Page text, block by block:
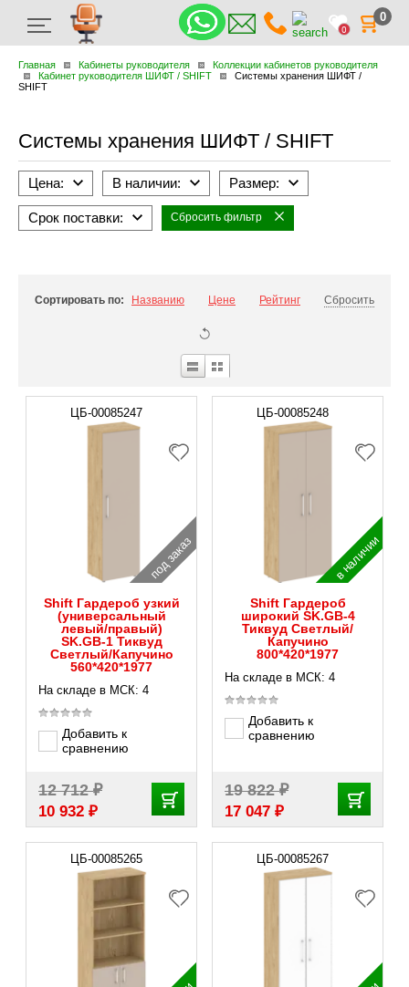
0
0
Главная Кабинеты руководителя
Коллекции кабинетов руководителя
Кабинет руководителя ШИФТ / SHIFT
Системы хранения ШИФТ /
SHIFT
Системы хранения ШИФТ / SHIFT
Цена: В наличии: Размер:
Срок поставки: Сбросить фильтр
Сортировать по: Названию Цене Рейтинг Сбросить
ЦБ-00085247
под заказ
Shift Гардероб узкий
(универсальный
левый/правый)
SK.GB-1 Тиквуд
Светлый/Капучино
560*420*1977
На складе в МСК: 4
Добавить к
сравнению
12 712₽
10 932 ₽
ЦБ-00085248
в наличии
Shift Гардероб
широкий SK.GB-4
Тиквуд Светлый/
Капучино
800*420*1977
На складе в МСК: 4
Добавить к
сравнению
19 822₽
17 047 ₽
ЦБ-00085265 ЦБ-00085267